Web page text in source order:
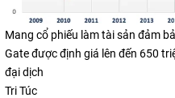
Mang cổ phiếu làm tài sản đảm
Gate được định giá lên đến 650
đại dịch
Tri Túc